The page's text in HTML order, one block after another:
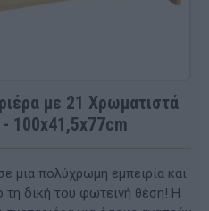
με 21 Χρωματιστά
100x41,5x77cm
μια πολύχρωμη εμπειρία και
τη δική του φωτεινή θέση! Η